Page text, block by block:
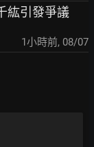
紘引發爭議
1小時前, 08/07